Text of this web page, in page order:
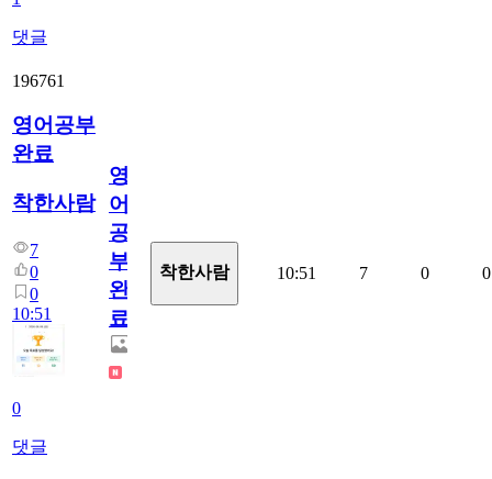
댓글
196761
영어공부
완료
착한사람
7
0
0
10:51
0
댓글
영
어
공
부
완
료
착한사람 10:51 7 0 0